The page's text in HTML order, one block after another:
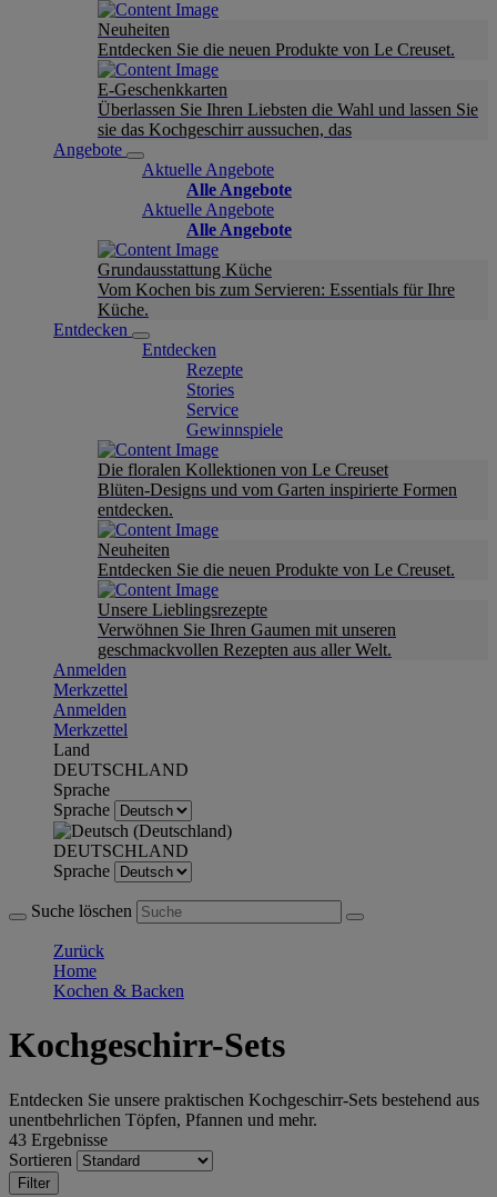
Neuheiten
Entdecken Sie die neuen Produkte von Le Creuset.
E-Geschenkkarten
Überlassen Sie Ihren Liebsten die Wahl und lassen Sie
sie das Kochgeschirr aussuchen, das
Angebote
Aktuelle Angebote
Alle Angebote
Aktuelle Angebote
Alle Angebote
Grundausstattung Küche
Vom Kochen bis zum Servieren: Essentials für Ihre
Küche.
Entdecken
Entdecken
Rezepte
Stories
Service
Gewinnspiele
Die floralen Kollektionen von Le Creuset
Blüten-Designs und vom Garten inspirierte Formen
entdecken.
Neuheiten
Entdecken Sie die neuen Produkte von Le Creuset.
Unsere Lieblingsrezepte
Verwöhnen Sie Ihren Gaumen mit unseren
geschmackvollen Rezepten aus aller Welt.
Anmelden
Merkzettel
Anmelden
Merkzettel
Land
DEUTSCHLAND
Sprache
Sprache
DEUTSCHLAND
Sprache
Suche löschen
Zurück
Home
Kochen & Backen
Kochgeschirr-Sets
Entdecken Sie unsere praktischen Kochgeschirr-Sets bestehend aus
unentbehrlichen Töpfen, Pfannen und mehr.
43 Ergebnisse
Sortieren
Filter